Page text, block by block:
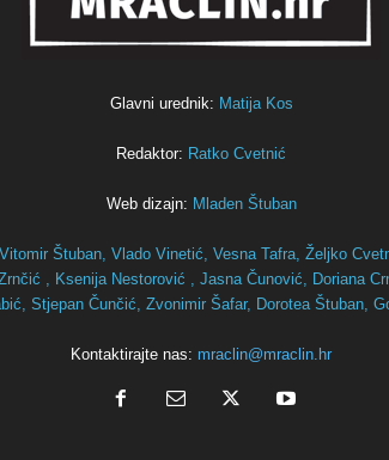
Glavni urednik: Matija Kos
Redaktor: Ratko Cvetnić
Web dizajn: Mladen Štuban
Vitomir Štuban, Vlado Vinetić, Vesna Tafra, Željko
, Ksenija Nestorović , Jasna Čunović, Doriana
Stjepan Čunčić, Zvonimir Šafar, Dorotea Štuban,
Kontaktirajte nas: mraclin@mraclin.hr